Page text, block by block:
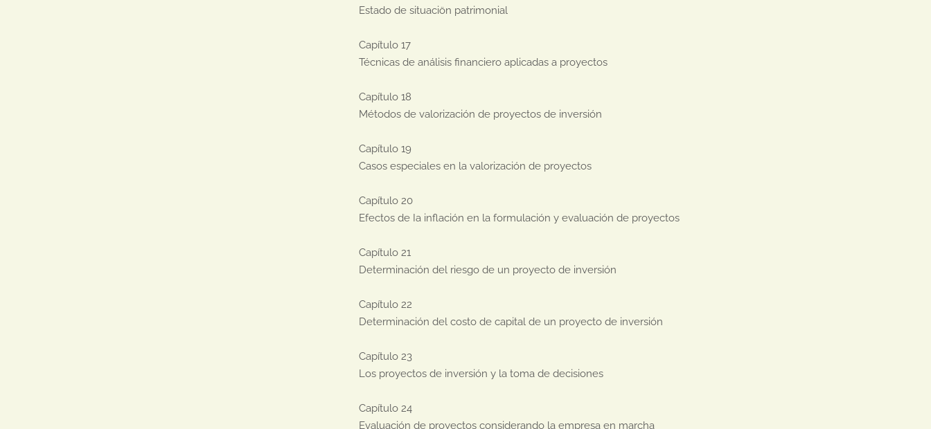
Estado de situaciön patrimonial
Capítulo 17
Técnicas de análisis financiero aplicadas a proyectos
Capítulo 18
Métodos de valorización de proyectos de inversión
Capítulo 19
Casos especiales en la valorización de proyectos
Capítulo 20
Efectos de Ia inflación en la formulación y evaluación de proyectos
Capítulo 21
Determinación del riesgo de un proyecto de inversión
Capítulo 22
Determinación del costo de capital de un proyecto de inversión
Capítulo 23
Los proyectos de inversión y la toma de decisiones
Capítulo 24
Evaluación de proyectos considerando la empresa en marcha